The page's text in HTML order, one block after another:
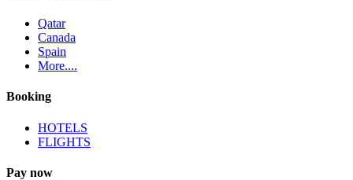
Qatar
Canada
Spain
More....
Booking
HOTELS
FLIGHTS
Pay now